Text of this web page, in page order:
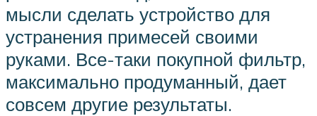
мысли сделать устройство для
устранения примесей своими
руками. Все-таки покупной фильтр,
максимально продуманный, дает
совсем другие результаты.